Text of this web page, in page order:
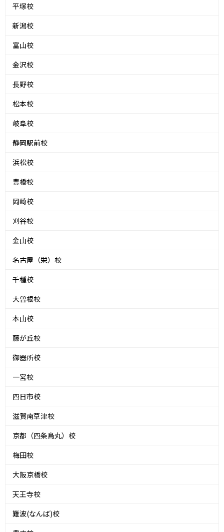
平塚校
新潟校
富山校
金沢校
長野校
松本校
岐阜校
静岡駅前校
浜松校
豊橋校
岡崎校
刈谷校
金山校
名古屋（栄）校
千種校
大曽根校
本山校
藤が丘校
御器所校
一宮校
四日市校
滋賀南草津校
京都（四条烏丸）校
梅田校
大阪京橋校
天王寺校
難波(なんば)校